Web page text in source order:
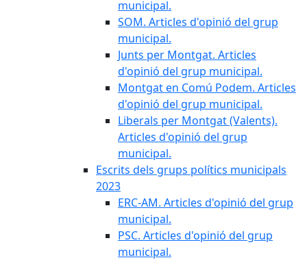
municipal.
SOM. Articles d'opinió del grup
municipal.
Junts per Montgat. Articles
d'opinió del grup municipal.
Montgat en Comú Podem. Articles
d'opinió del grup municipal.
Liberals per Montgat (Valents).
Articles d'opinió del grup
municipal.
Escrits dels grups polítics municipals
2023
ERC-AM. Articles d'opinió del grup
municipal.
PSC. Articles d'opinió del grup
municipal.